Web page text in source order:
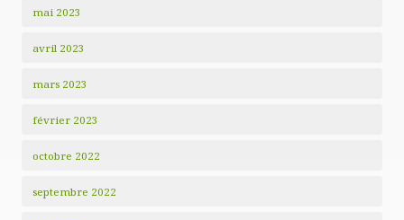
mai 2023
avril 2023
mars 2023
février 2023
octobre 2022
septembre 2022